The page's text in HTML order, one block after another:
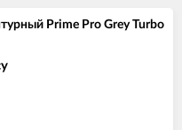
Prime Pro Grey Turbo